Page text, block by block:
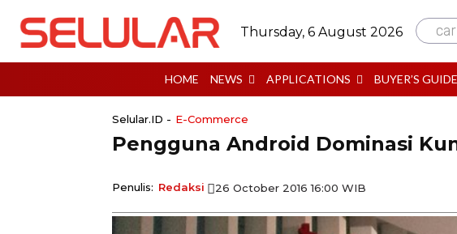
Thursday, 6 August 2026
HOME NEWS APPLICATIONS BUYER’S GUIDE
Selular.ID - E-Commerce
Pengguna Android Dominasi
Penulis: Redaksi 26 October 2016 16:00 WIB